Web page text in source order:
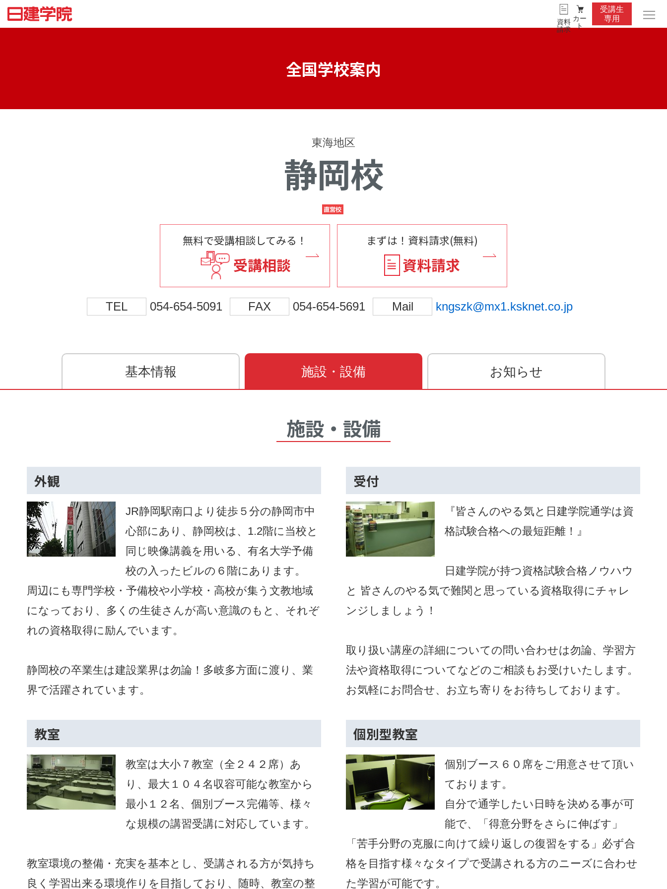
資料
請求
カー
ト
受講生
専用
全国学校案内
東海地区
静岡校
無料で受講相談してみる！
受講相談
まずは！資料請求(無料)
資料請求
TEL 054-654-5091 FAX 054-654-5691 Mail kngszk@mx1.ksknet.co.jp
基本情報 施設・設備 お知らせ
施設・設備
外観
JR静岡駅南口より徒歩５分の静岡市中
心部にあり、静岡校は、1.2階に当校と
同じ映像講義を用いる、有名大学予備
校の入ったビルの６階にあります。
周辺にも専門学校・予備校や小学校・高校が集う文教地域
になっており、多くの生徒さんが高い意識のもと、それぞ
れの資格取得に励んでいます。
静岡校の卒業生は建設業界は勿論！多岐多方面に渡り、業
界で活躍されています。
受付
『皆さんのやる気と日建学院通学は資
格試験合格への最短距離！』
日建学院が持つ資格試験合格ノウハウ
と 皆さんのやる気で難関と思っている資格取得にチャレ
ンジしましょう！
取り扱い講座の詳細についての問い合わせは勿論、学習方
法や資格取得についてなどのご相談もお受けいたします。
お気軽にお問合せ、お立ち寄りをお待ちしております。
教室
教室は大小７教室（全２４２席）あ
り、最大１０４名収容可能な教室から
最小１２名、個別ブース完備等、様々
な規模の講習受講に対応しています。
教室環境の整備・充実を基本とし、受講される方が気持ち
良く学習出来る環境作りを目指しており、随時、教室の整
個別型教室
個別ブース６０席をご用意させて頂い
ております。
自分で通学したい日時を決める事が可
能で、「得意分野をさらに伸ばす」
「苦手分野の克服に向けて繰り返しの復習をする」必ず合
格を目指す様々なタイプで受講される方のニーズに合わせ
た学習が可能です。